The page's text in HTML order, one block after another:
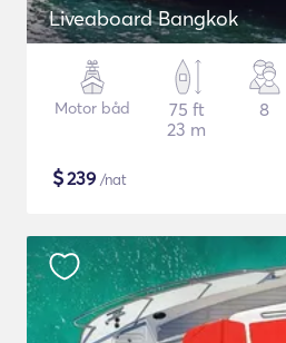
Liveaboard Bangkok
Motor båd
75 ft
23 m
8
$239 /nat